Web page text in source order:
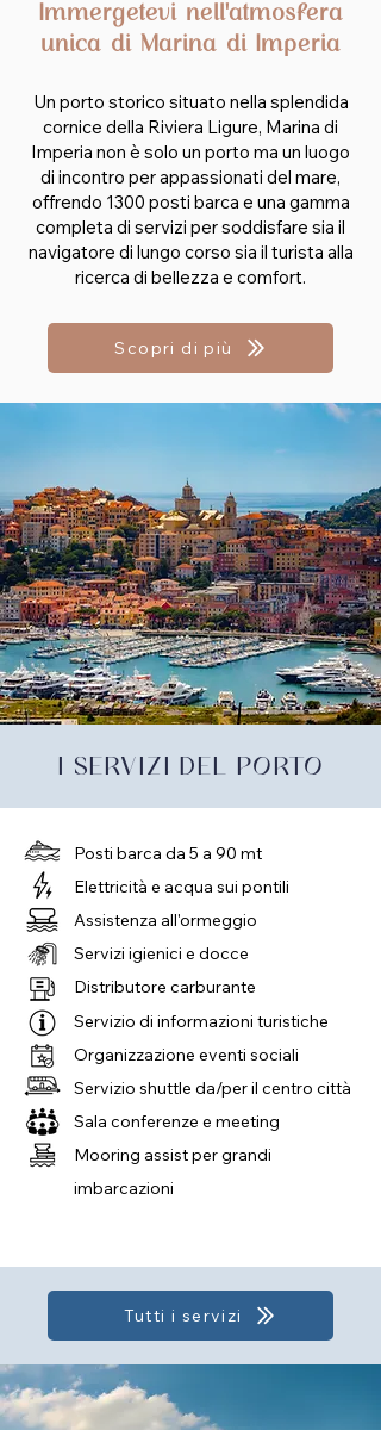
Immergetevi nell'atmosfera
unica di Marina di Imperia
Un porto storico situato nella splendida
cornice della Riviera Ligure, Marina di
Imperia non è solo un porto ma un luogo
di incontro per appassionati del mare,
offrendo 1300 posti barca e una gamma
completa di servizi per soddisfare sia il
navigatore di lungo corso sia il turista alla
ricerca di bellezza e comfort.
Scopri di più
I SERVIZI DEL PORTO
Posti barca da 5 a 90 mt
Elettricità e acqua sui pontili
Assistenza all'ormeggio
Servizi igienici e docce
Distributore carburante
Servizio di informazioni turistiche
Organizzazione eventi sociali
Servizio shuttle da/per il centro città
Sala conferenze e meeting
Mooring assist per grandi
imbarcazioni
Tutti i servizi